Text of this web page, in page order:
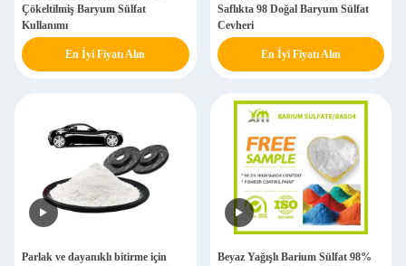
Çökeltilmiş Baryum Sülfat
Kullanımı
En İyi Fiyatı Alın
Saflıkta 98 ​​Doğal Baryum Sülfat
Cevheri
En İyi Fiyatı Alın
Parlak ve dayanıklı bitirme için
Beyaz Yağışlı Barium Sülfat 98%